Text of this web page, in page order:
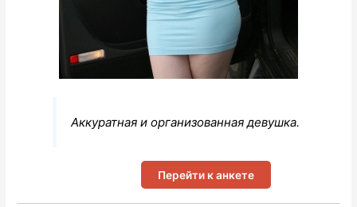
Аккуратная и организованная девушка.
Перейти к анкете